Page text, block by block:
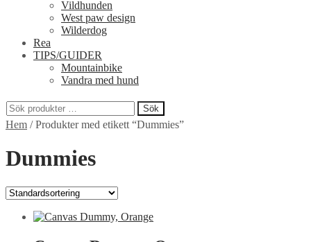
Vildhunden
West paw design
Wilderdog
Rea
TIPS/GUIDER
Mountainbike
Vandra med hund
Sök
efter:
Sök
Hem /Produkter med etikett “Dummies”
Dummies